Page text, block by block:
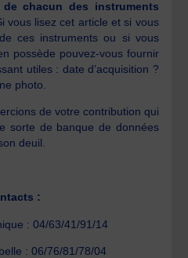
chacun des
instruments
vous lisez cet article et si vous
ces instruments ou si vous
possède pouvez-vous fournir
utiles : date d’acquisition ?
photo.
de votre contribution qui
sorte de banque de données
deuil.
:
: 04/63/41/91/14
: 06/76/81/78/04